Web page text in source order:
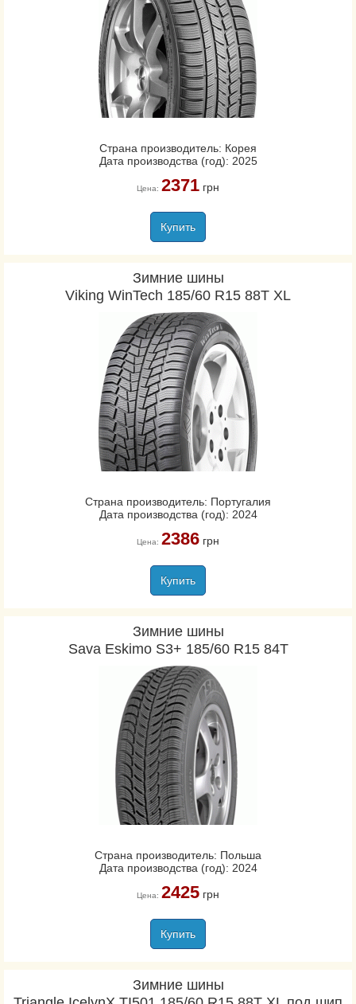
Страна производитель: Корея
Дата производства (год): 2025
Цена: 2371грн
Купить
Зимние шины
Viking WinTech 185/60 R15 88T XL
Страна производитель: Португалия
Дата производства (год): 2024
Цена: 2386грн
Купить
Зимние шины
Sava Eskimo S3+ 185/60 R15 84T
Страна производитель: Польша
Дата производства (год): 2024
Цена: 2425грн
Купить
Зимние шины